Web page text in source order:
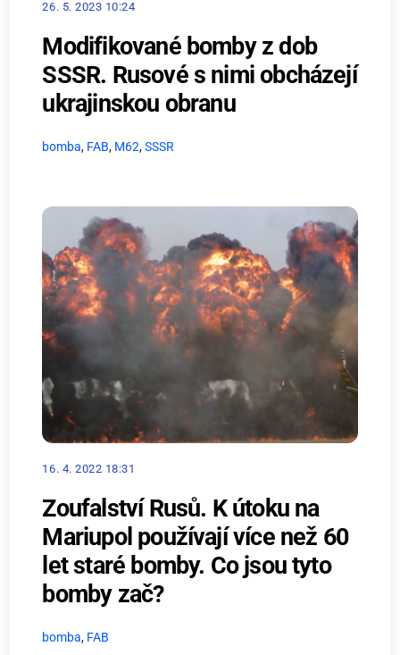
26. 5. 2023 10:24
Modifikované bomby z dob
SSSR. Rusové s nimi obcházejí
ukrajinskou obranu
bomba, FAB, M62,SSSR
16. 4. 2022 18:31
Zoufalství Rusů. K útoku na
Mariupol používají více než 60
let staré bomby. Co jsou tyto
bomby zač?
bomba, FAB